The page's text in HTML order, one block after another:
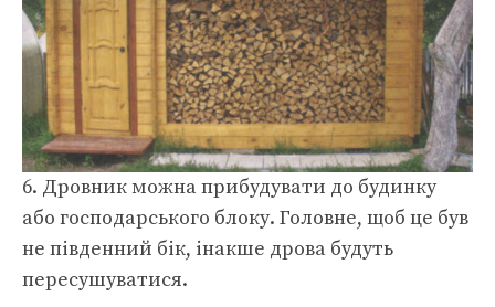
6. Дровник можна прибудувати до будинку
або господарського блоку. Головне, щоб це був
не південний бік, інакше дрова будуть
пересушуватися.